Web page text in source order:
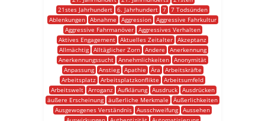
21stes Jahrhundert
6. Jahrhundert 7
7 Todsünden
Ablenkungen
Abnahme Aggression
Aggressive Fahrkultur
Aggressive Fahrmanöver
Aggressives Verhalten
Aktives Engagement Aktuelles Zeitalter Akzeptanz
Allmächtig
Alltäglicher Zorn Andere
Anerkennung
Anerkennungssucht Annehmlichkeiten Anonymität
Anpassung
Anstieg Apathie Ära
Arbeitskräfte
Arbeitsplatz Arbeitsplatzkonflikte
Arbeitsumfeld
Arbeitswelt
Arroganz Aufklärung Ausdruck
Ausdrücken
äußere Erscheinung äußerliche Merkmale
Äußerlichkeiten
Ausgewogenes Verständnis Ausschweifung Aussehen